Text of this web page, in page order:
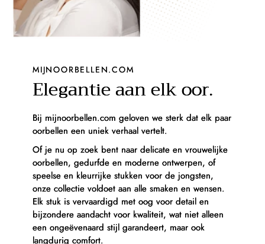
MIJNOORBELLEN.COM
Elegantie aan elk oor.
Bij mijnoorbellen.com geloven we sterk dat elk paar
oorbellen een uniek verhaal vertelt.
Of je nu op zoek bent naar delicate en vrouwelijke
oorbellen, gedurfde en moderne ontwerpen, of
speelse en kleurrijke stukken voor de jongsten,
onze collectie voldoet aan alle smaken en wensen.
Elk stuk is vervaardigd met oog voor detail en
bijzondere aandacht voor kwaliteit, wat niet alleen
een ongeëvenaard stijl garandeert, maar ook
langdurig comfort.